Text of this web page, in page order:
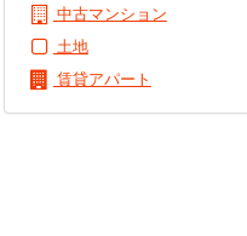
中古マンション
土地
賃貸アパート